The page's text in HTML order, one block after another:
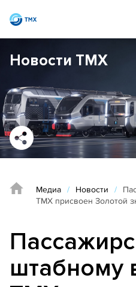
Новости ТМХ
Медиа / Новости /
ТМХ присвоен Золотой
штабному